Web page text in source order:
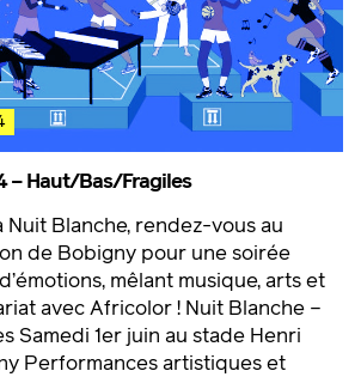
– Haut/Bas/Fragiles
Nuit Blanche, rendez-vous au
de Bobigny pour une soirée
mêlant musique, arts et
avec Africolor ! Nuit Blanche –
Samedi 1er juin au stade Henri
Performances artistiques et